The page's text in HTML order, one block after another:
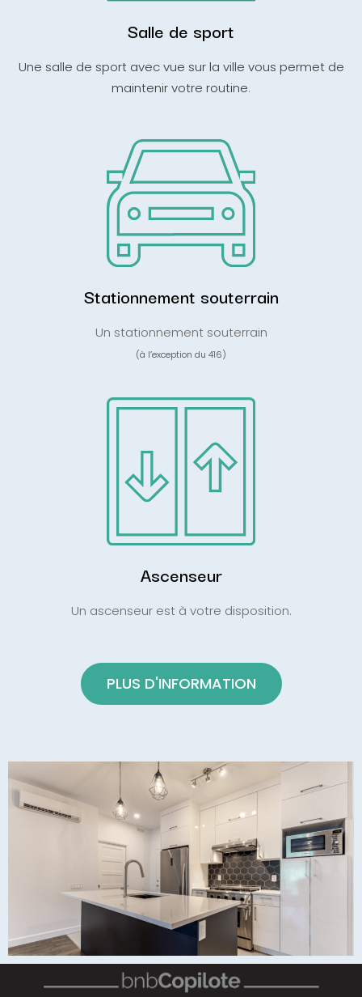
Salle de sport
Une salle de sport avec vue sur la ville vous permet de
maintenir votre routine.
Stationnement souterrain
Un stationnement souterrain
(à l’exception du 416)
Ascenseur
Un ascenseur est à votre disposition.
PLUS D'INFORMATION